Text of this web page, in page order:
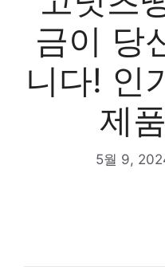
금이 당
니다! 인
제
5월 9,